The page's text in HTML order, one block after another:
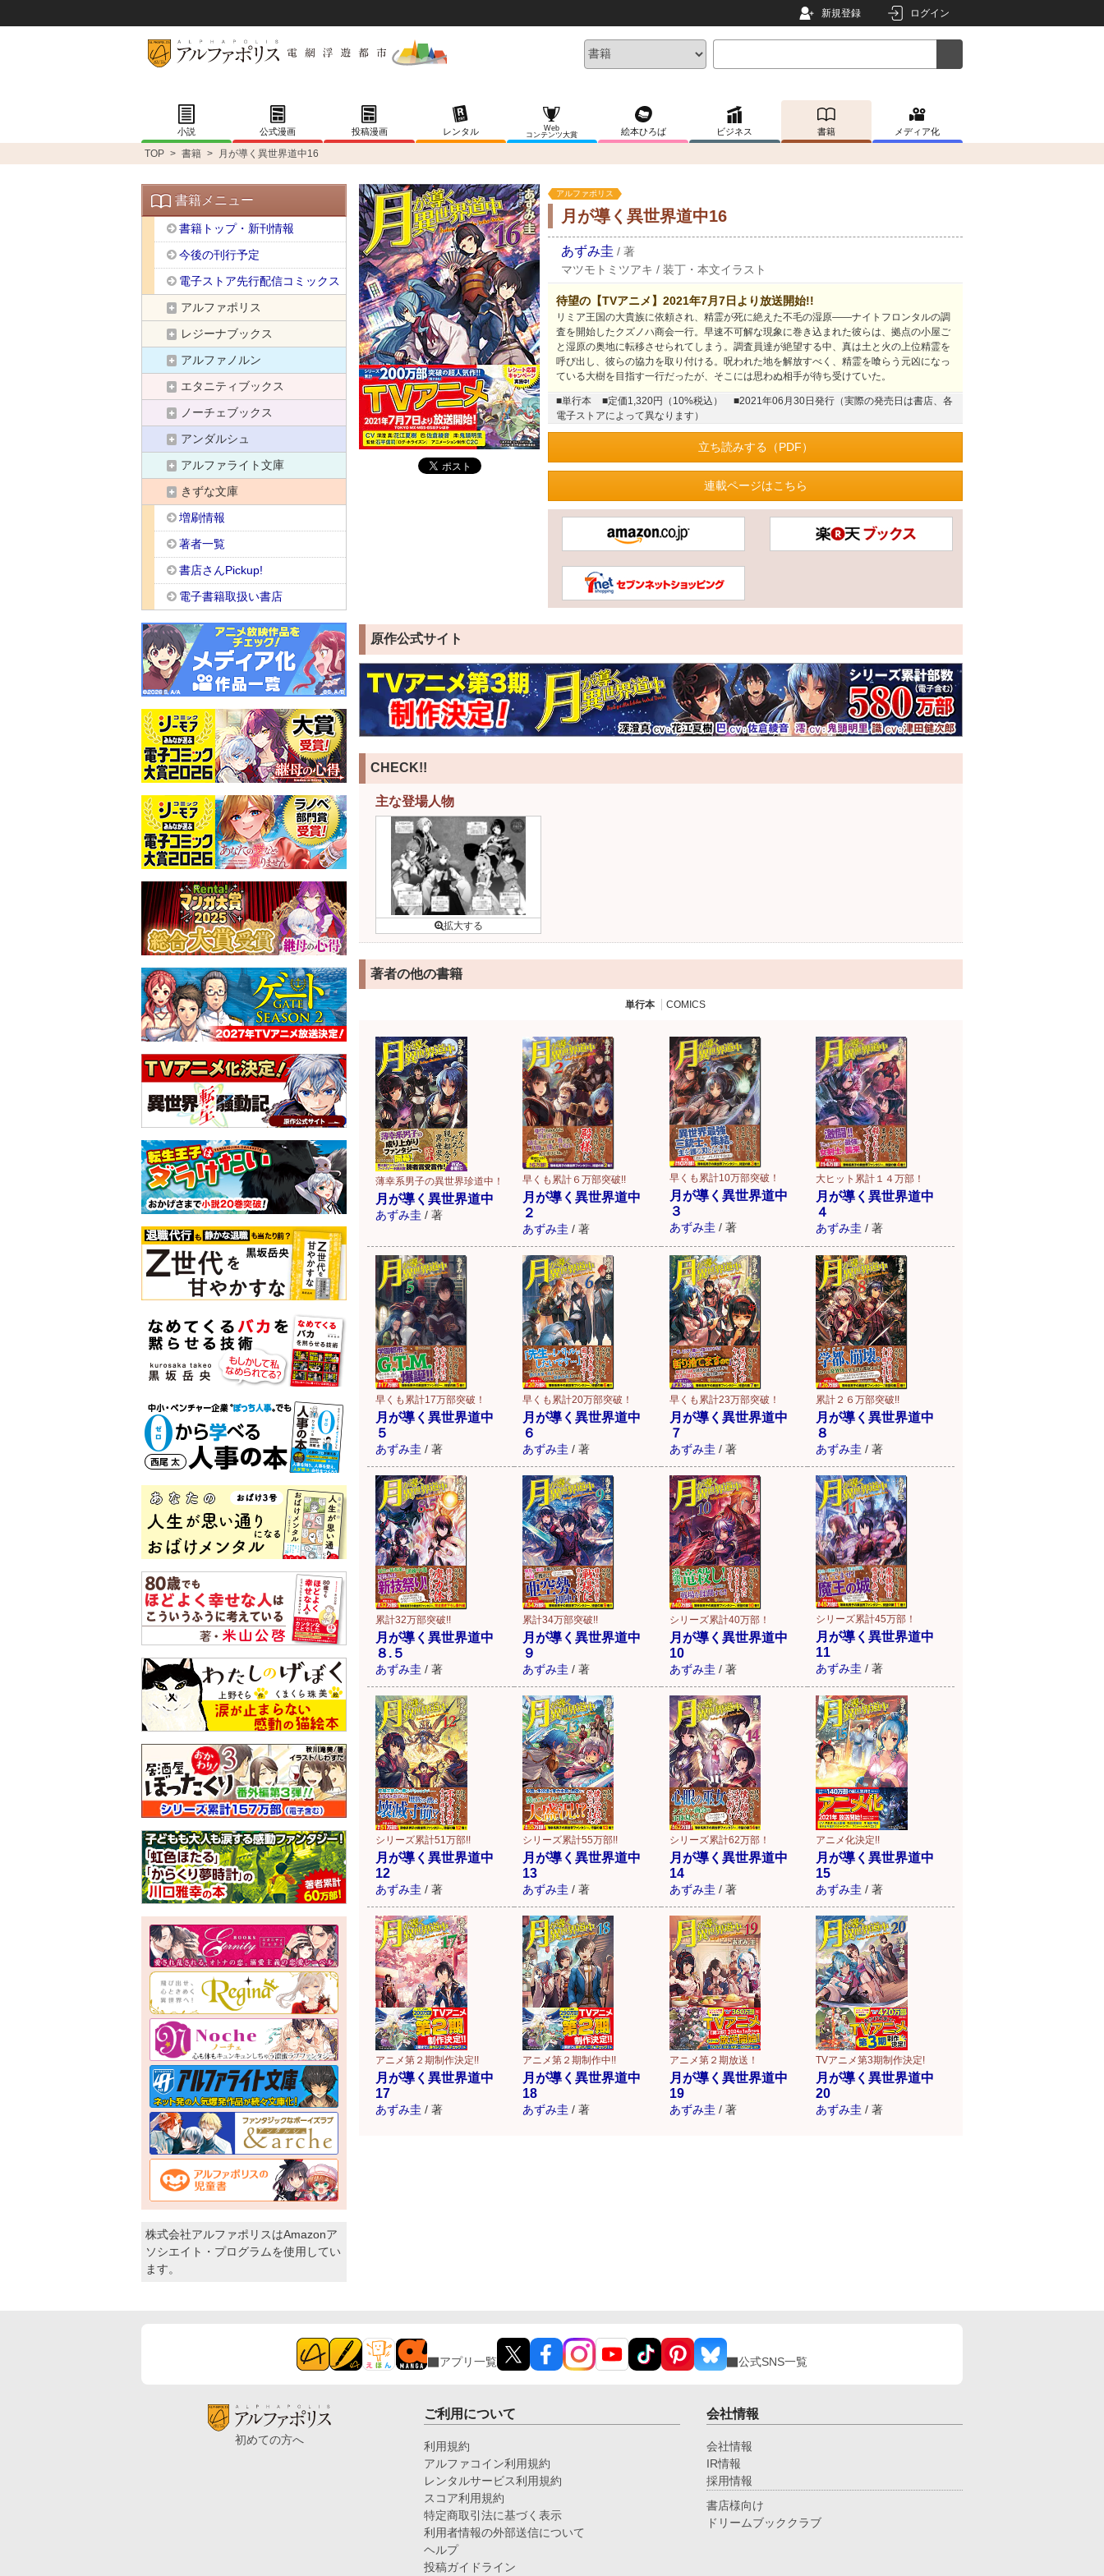
新規登録 ログイン
小説 公式漫画 投稿漫画 レンタル
Web
コンテンツ大賞
絵本ひろば ビジネス 書籍 メディア化
TOP > 書籍 > 月が導く異世界道中16
アルファポリス
月が導く異世界道中16
あずみ圭 / 著
マツモトミツアキ / 装丁・本文イラスト
待望の【TVアニメ】2021年7月7日より放送開始!!
リミア王国の大貴族に依頼され、精霊が死に絶えた不毛の湿原――ナイトフロンタルの調
査を開始したクズノハ商会一行。早速不可解な現象に巻き込まれた彼らは、拠点の小屋ご
と湿原の奥地に転移させられてしまう。調査員達が絶望する中、真は土と火の上位精霊を
呼び出し、彼らの協力を取り付ける。呪われた地を解放すべく、精霊を喰らう元凶になっ
ている大樹を目指す一行だったが、そこには思わぬ相手が待ち受けていた。
■単行本 ■定価1,320円（10%税込）
■2021年06月30日発行（実際の発売日は書店、各
電子ストアによって異なります）
立ち読みする（PDF）
連載ページはこちら
原作公式サイト
CHECK!!
主な登場人物
著者の他の書籍
単行本 COMICS
薄幸系男子の異世界珍道中！
月が導く異世界道中
あずみ圭 / 著
早くも累計６万部突破!!
月が導く異世界道中
２
あずみ圭 / 著
早くも累計10万部突破！
月が導く異世界道中
３
あずみ圭 / 著
大ヒット累計１４万部！
月が導く異世界道中
４
あずみ圭 / 著
早くも累計17万部突破！
月が導く異世界道中
５
あずみ圭 / 著
早くも累計20万部突破！
月が導く異世界道中
６
あずみ圭 / 著
早くも累計23万部突破！
月が導く異世界道中
７
あずみ圭 / 著
累計２６万部突破!!
月が導く異世界道中
８
あずみ圭 / 著
累計32万部突破!!
月が導く異世界道中
８.５
あずみ圭 / 著
累計34万部突破!!
月が導く異世界道中
９
あずみ圭 / 著
シリーズ累計40万部！
月が導く異世界道中
10
あずみ圭 / 著
シリーズ累計45万部！
月が導く異世界道中
11
あずみ圭 / 著
シリーズ累計51万部!!
月が導く異世界道中
12
あずみ圭 / 著
シリーズ累計55万部!!
月が導く異世界道中
13
あずみ圭 / 著
シリーズ累計62万部！
月が導く異世界道中
14
あずみ圭 / 著
アニメ化決定!!
月が導く異世界道中
15
あずみ圭 / 著
アニメ第２期制作決定!!
月が導く異世界道中
17
あずみ圭 / 著
アニメ第２期制作中!!
月が導く異世界道中
18
あずみ圭 / 著
アニメ第２期放送！
月が導く異世界道中
19
あずみ圭 / 著
TVアニメ第3期制作決定!
月が導く異世界道中
20
あずみ圭 / 著
書籍メニュー
書籍トップ・新刊情報
今後の刊行予定
電子ストア先行配信コミックス
アルファポリス
レジーナブックス
アルファノルン
エタニティブックス
ノーチェブックス
アンダルシュ
アルファライト文庫
きずな文庫
増刷情報
著者一覧
書店さんPickup!
電子書籍取扱い書店
株式会社アルファポリスはAmazonア
ソシエイト・プログラムを使用してい
ます。
アプリ一覧 公式SNS一覧
初めての方へ
ご利用について
利用規約
アルファコイン利用規約
レンタルサービス利用規約
スコア利用規約
特定商取引法に基づく表示
利用者情報の外部送信について
ヘルプ
投稿ガイドライン
会社情報
会社情報
IR情報
採用情報
書店様向け
ドリームブッククラブ